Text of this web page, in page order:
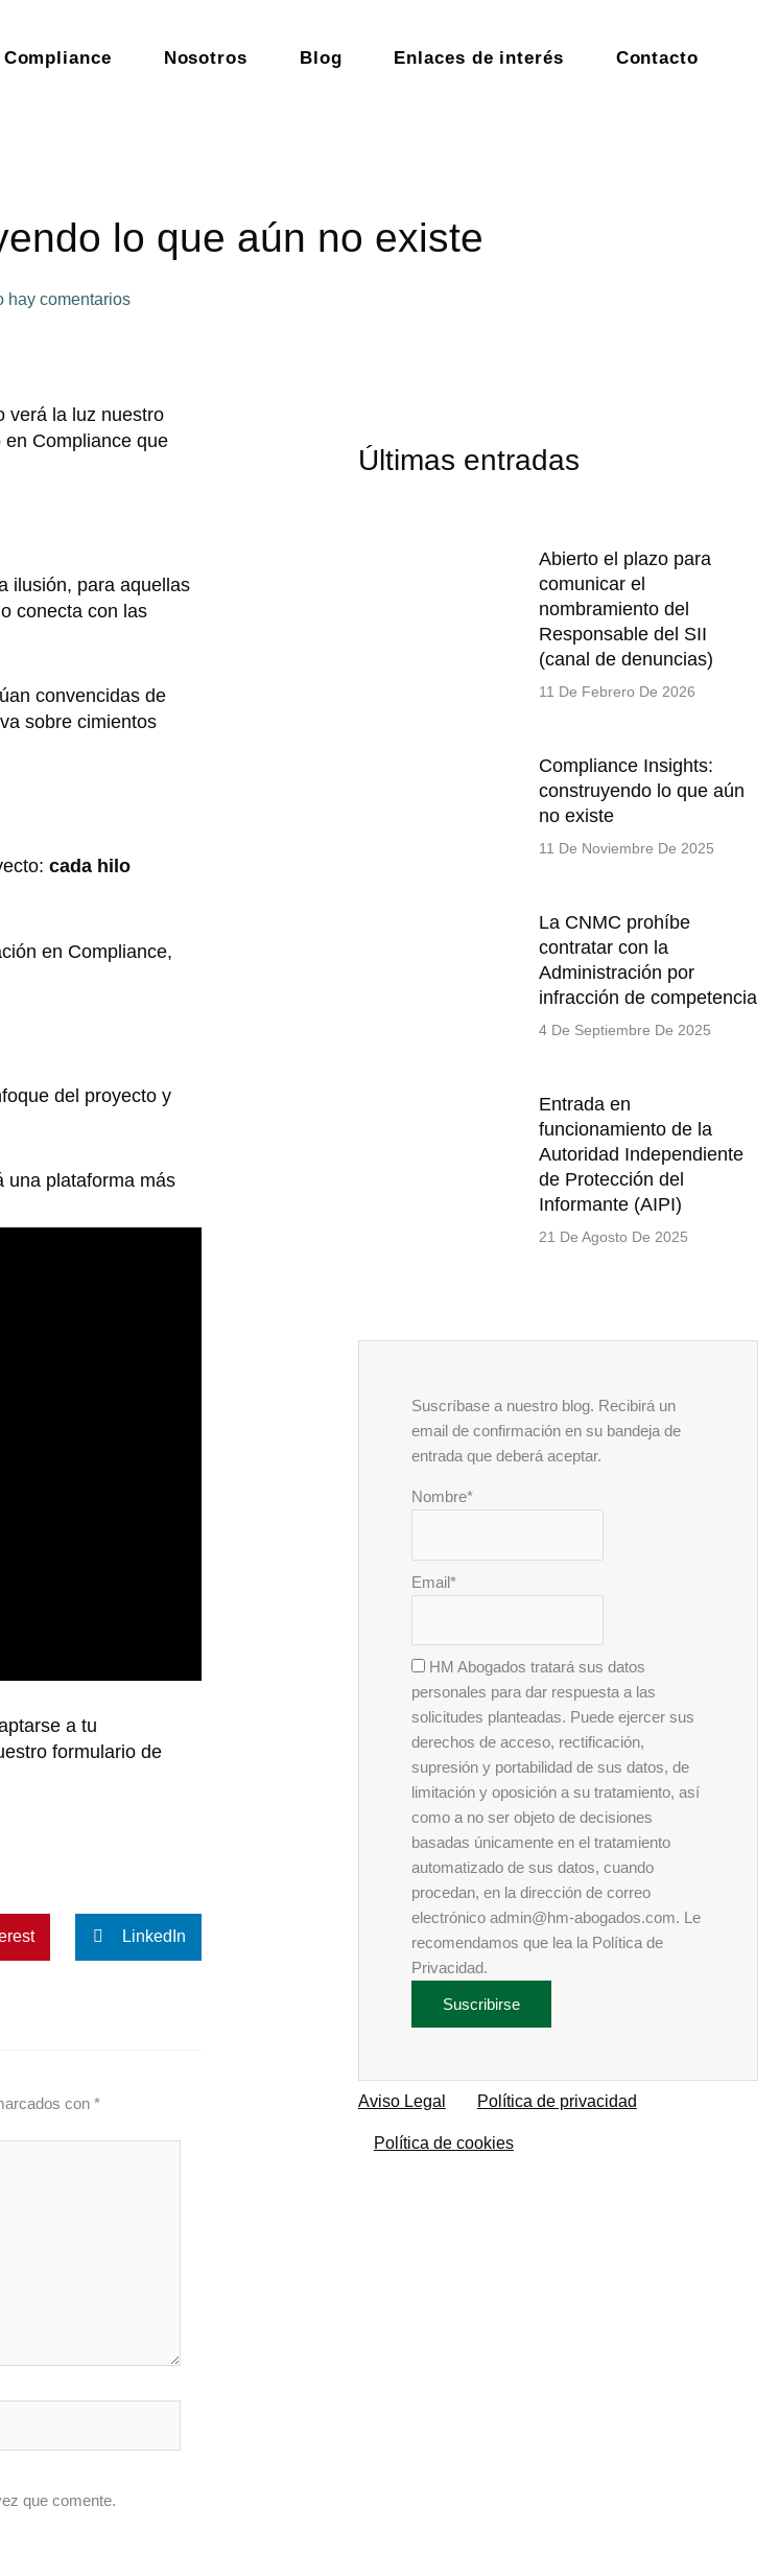
Nosotros Blog Enlaces de interés Contacto
lo que aún no existe
hay comentarios
verá la luz nuestro
Compliance que
ilusión, para aquellas
conecta con las
convencidas de
sobre cimientos
cada hilo
en Compliance,
del proyecto y
una plataforma más
a tu
formulario de
LinkedIn
con *
que comente.
Últimas entradas
Abierto el plazo para
comunicar el
nombramiento del
Responsable del SII
(canal de denuncias)
11 De Febrero De 2026
Compliance Insights:
construyendo lo que aún
no existe
11 De Noviembre De 2025
La CNMC prohíbe
contratar con la
Administración por
infracción de competencia
4 De Septiembre De 2025
Entrada en
funcionamiento de la
Autoridad Independiente
de Protección del
Informante (AIPI)
21 De Agosto De 2025
Suscríbase a nuestro blog. Recibirá un
email de confirmación en su bandeja de
entrada que deberá aceptar.
Nombre*
Email*
HM Abogados tratará sus datos
personales para dar respuesta a las
solicitudes planteadas. Puede ejercer sus
derechos de acceso, rectificación,
supresión y portabilidad de sus datos, de
limitación y oposición a su tratamiento, así
como a no ser objeto de decisiones
basadas únicamente en el tratamiento
automatizado de sus datos, cuando
procedan, en la dirección de correo
electrónico admin@hm-abogados.com. Le
recomendamos que lea la Política de
Privacidad.
Aviso Legal Política de privacidad
Política de cookies